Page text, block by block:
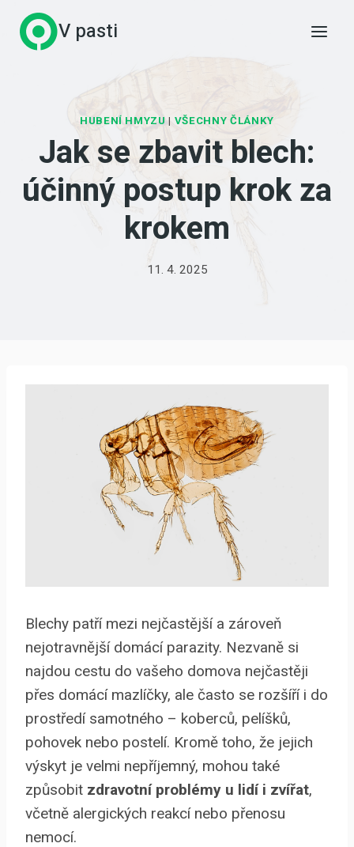
Přeskočit
V pasti
HUBENÍ HMYZU | VŠECHNY ČLÁNKY
Jak se zbavit blech:
účinný postup krok za
krokem
11. 4. 2025
Blechy patří mezi nejčastější a zároveň
nejotravnější domácí parazity. Nezvaně si
najdou cestu do vašeho domova nejčastěji
přes domácí mazlíčky, ale často se rozšíří i do
prostředí samotného – koberců, pelíšků,
pohovek nebo postelí. Kromě toho, že jejich
výskyt je velmi nepříjemný, mohou také
způsobit zdravotní problémy u lidí i zvířat,
včetně alergických reakcí nebo přenosu
nemocí.